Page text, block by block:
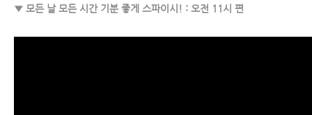
▼ 모든 날 모든 시간 기분 좋게 스파이시! : 오전 11시 편